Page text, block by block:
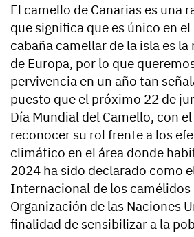
El camello de Canarias es una
que significa que es único en
cabaña camellar de la isla es
de Europa, por lo que
pervivencia en un año tan
puesto que el próximo 22 de
Día Mundial del Camello, con
reconocer su rol frente a los
climático en el área donde
2024 ha sido declarado como
Internacional de los camélidos
Organización de las Naciones
finalidad de sensibilizar a la